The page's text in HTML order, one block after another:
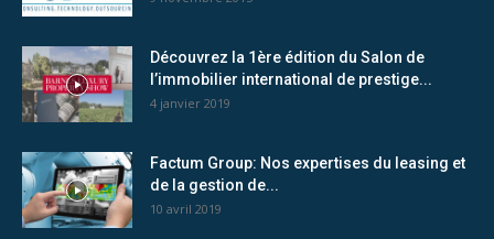
Découvrez la 1ère édition du Salon de
l’immobilier international de prestige...
4 janvier 2019
Factum Group: Nos expertises du leasing et
de la gestion de...
10 avril 2019